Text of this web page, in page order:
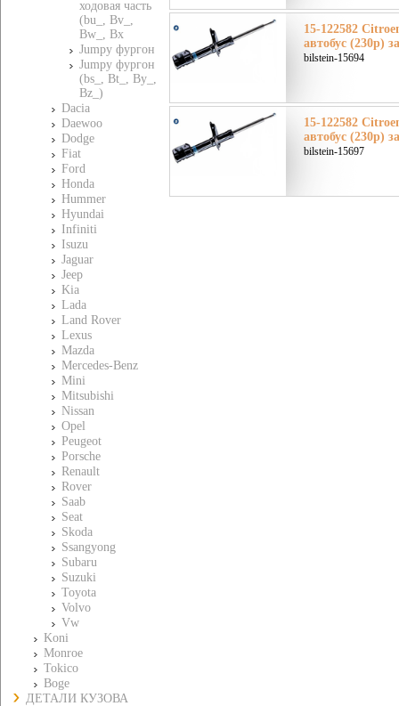
ходовая часть
(bu_, Bv_,
Bw_, Bx
Jumpy фургон
Jumpy фургон
(bs_, Bt_, By_,
Bz_)
Dacia
Daewoo
Dodge
Fiat
Ford
Honda
Hummer
Hyundai
Infiniti
Isuzu
Jaguar
Jeep
Kia
Lada
Land Rover
Lexus
Mazda
Mercedes-Benz
Mini
Mitsubishi
Nissan
Opel
Peugeot
Porsche
Renault
Rover
Saab
Seat
Skoda
Ssangyong
Subaru
Suzuki
Toyota
Volvo
Vw
Koni
Monroe
Tokico
Boge
ДЕТАЛИ КУЗОВА
15-122582
автобус (230p)
bilstein-15694
15-122582
автобус (230p)
bilstein-15697